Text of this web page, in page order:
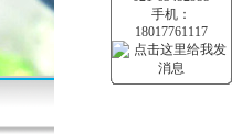
手机：
18017761117